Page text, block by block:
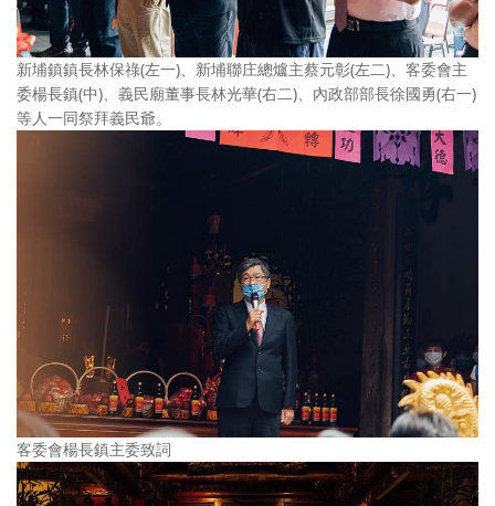
新埔鎮鎮長林保祿(左一)、新埔聯庄總爐主蔡元彰(左二)、客委會主
委楊長鎮(中)、義民廟董事長林光華(右二)、內政部部長徐國勇(右一)
等人一同祭拜義民爺。
客委會楊長鎮主委致詞